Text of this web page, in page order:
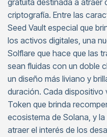
gratuita destinada a atraer
criptografía. Entre las
Seed Vault especial que
los activos digitales, una
Solflare que hace que las
sean fluidas con un doble
un diseño más liviano y
duración. Cada dispositivo
Token que brinda
ecosistema de Solana, y
atraer el interés de los